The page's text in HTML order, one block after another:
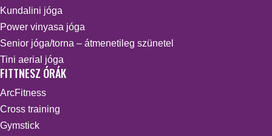
Kundalini jóga
Power vinyasa jóga
Senior jóga/torna – átmenetileg szünetel
Tini aerial jóga
FITTNESZ ÓRÁK
ArcFitness
Cross training
Gymstick